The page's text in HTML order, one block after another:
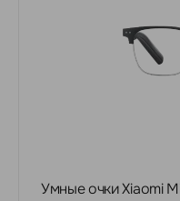
Умные очки Xiaomi